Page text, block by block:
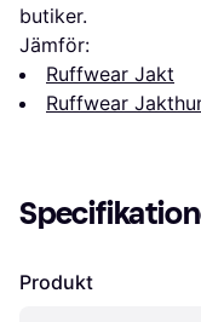
butiker.
Jämför:
Ruffwear Jakt
Ruffwear
Produkt